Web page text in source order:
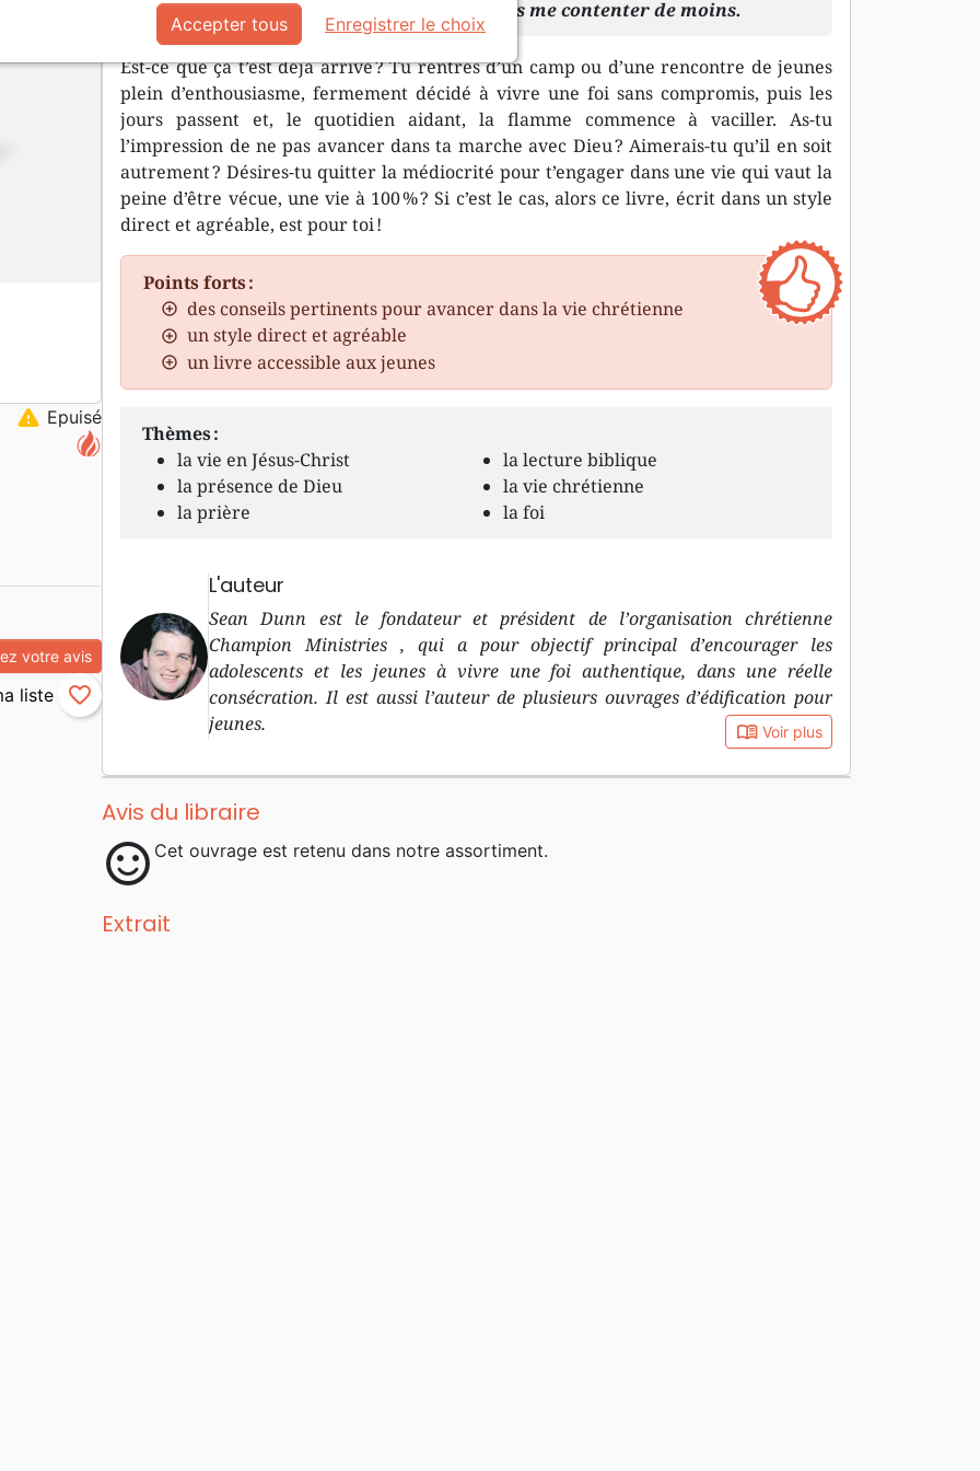
Il fallait que j’y arrive. Je ne voulais plus me contenter de moins.
Est-ce que ça t’est déjà arrivé ? Tu rentres d’un camp ou d’une rencontre de jeunes
plein d’enthousiasme, fermement décidé à vivre une foi sans compromis, puis les
jours passent et, le quotidien aidant, la flamme commence à vaciller. As-tu
l’impression de ne pas avancer dans ta marche avec Dieu ? Aimerais-tu qu’il en soit
autrement ? Désires-tu quitter la médiocrité pour t’engager dans une vie qui vaut la
peine d’être vécue, une vie à 100 % ? Si c’est le cas, alors ce livre, écrit dans un style
direct et agréable, est pour toi !
Points forts :
des conseils pertinents pour avancer dans la vie chrétienne
un style direct et agréable
un livre accessible aux jeunes
Thèmes :
la vie en Jésus-Christ
la présence de Dieu
la prière
la lecture biblique
la vie chrétienne
la foi
L'auteur
Sean Dunn est le fondateur et président de l’organisation chrétienne
Champion Ministries , qui a pour objectif principal d’encourager les
adolescents et les jeunes à vivre une foi authentique, dans une réelle
consécration. Il est aussi l’auteur de plusieurs ouvrages d’édification pour
jeunes.
book_open Voir plus
Avis du libraire
sentiment_satisfied Cet ouvrage est retenu dans notre assortiment.
Extrait
warning Epuisé
votre avis
favorite_border
Accepter tous Enregistrer le choix